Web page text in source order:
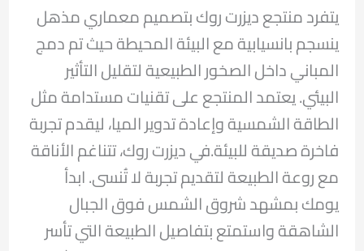
يتفرد منتجع ديزرت روك بتصميم معماري مذهل
ينسجم بانسيابية مع البيئة المحيطة حيث تم دمج
المباني داخل الصخور الطبيعية لتقليل التأثير
البيئي. يعتمد المنتجع على تقنيات مستدامة مثل
الطاقة الشمسية وإعادة تدوير الميا، ليقدم تجربة
فاخرة صديقة للبيئة.في ديزرت روك، تتناغم الأناقة
مع روعة الطبيعة لتقديم تجربة لا تُنسى. ابدأ
يومك بمشهد شروق الشمس فوق الجبال
الشاهقة واستمتع بتفاصيل الطبيعة التي تأسر